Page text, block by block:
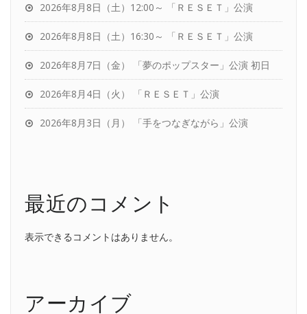
2026年8月8日（土）12:00～ 「ＲＥＳＥＴ」公演
2026年8月8日（土）16:30～ 「ＲＥＳＥＴ」公演
2026年8月7日（金） 「夢のポップスター」公演 初日
2026年8月4日（火） 「ＲＥＳＥＴ」公演
2026年8月3日（月） 「手をつなぎながら」公演
最近のコメント
表示できるコメントはありません。
アーカイブ